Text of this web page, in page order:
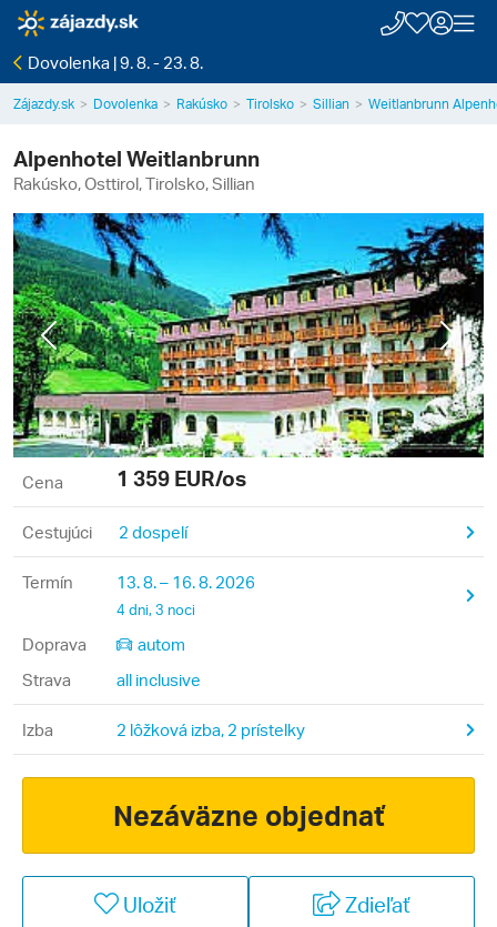
Dovolenka | 9. 8. - 23. 8.
Zájazdy.sk Dovolenka Rakúsko Tirolsko Sillian Weitlanbrunn
Alpenhotel Weitlanbrunn
Rakúsko, Osttirol, Tirolsko, Sillian
Previous Next
Cena 1 359 EUR/os
Cestujúci 2 dospelí
Termín 13. 8. – 16. 8. 2026
4 dni, 3 noci
Doprava
autom
Strava
all inclusive
Izba 2 lôžková izba, 2 prístelky
Nezáväzne objednať
Uložiť Zdieľať